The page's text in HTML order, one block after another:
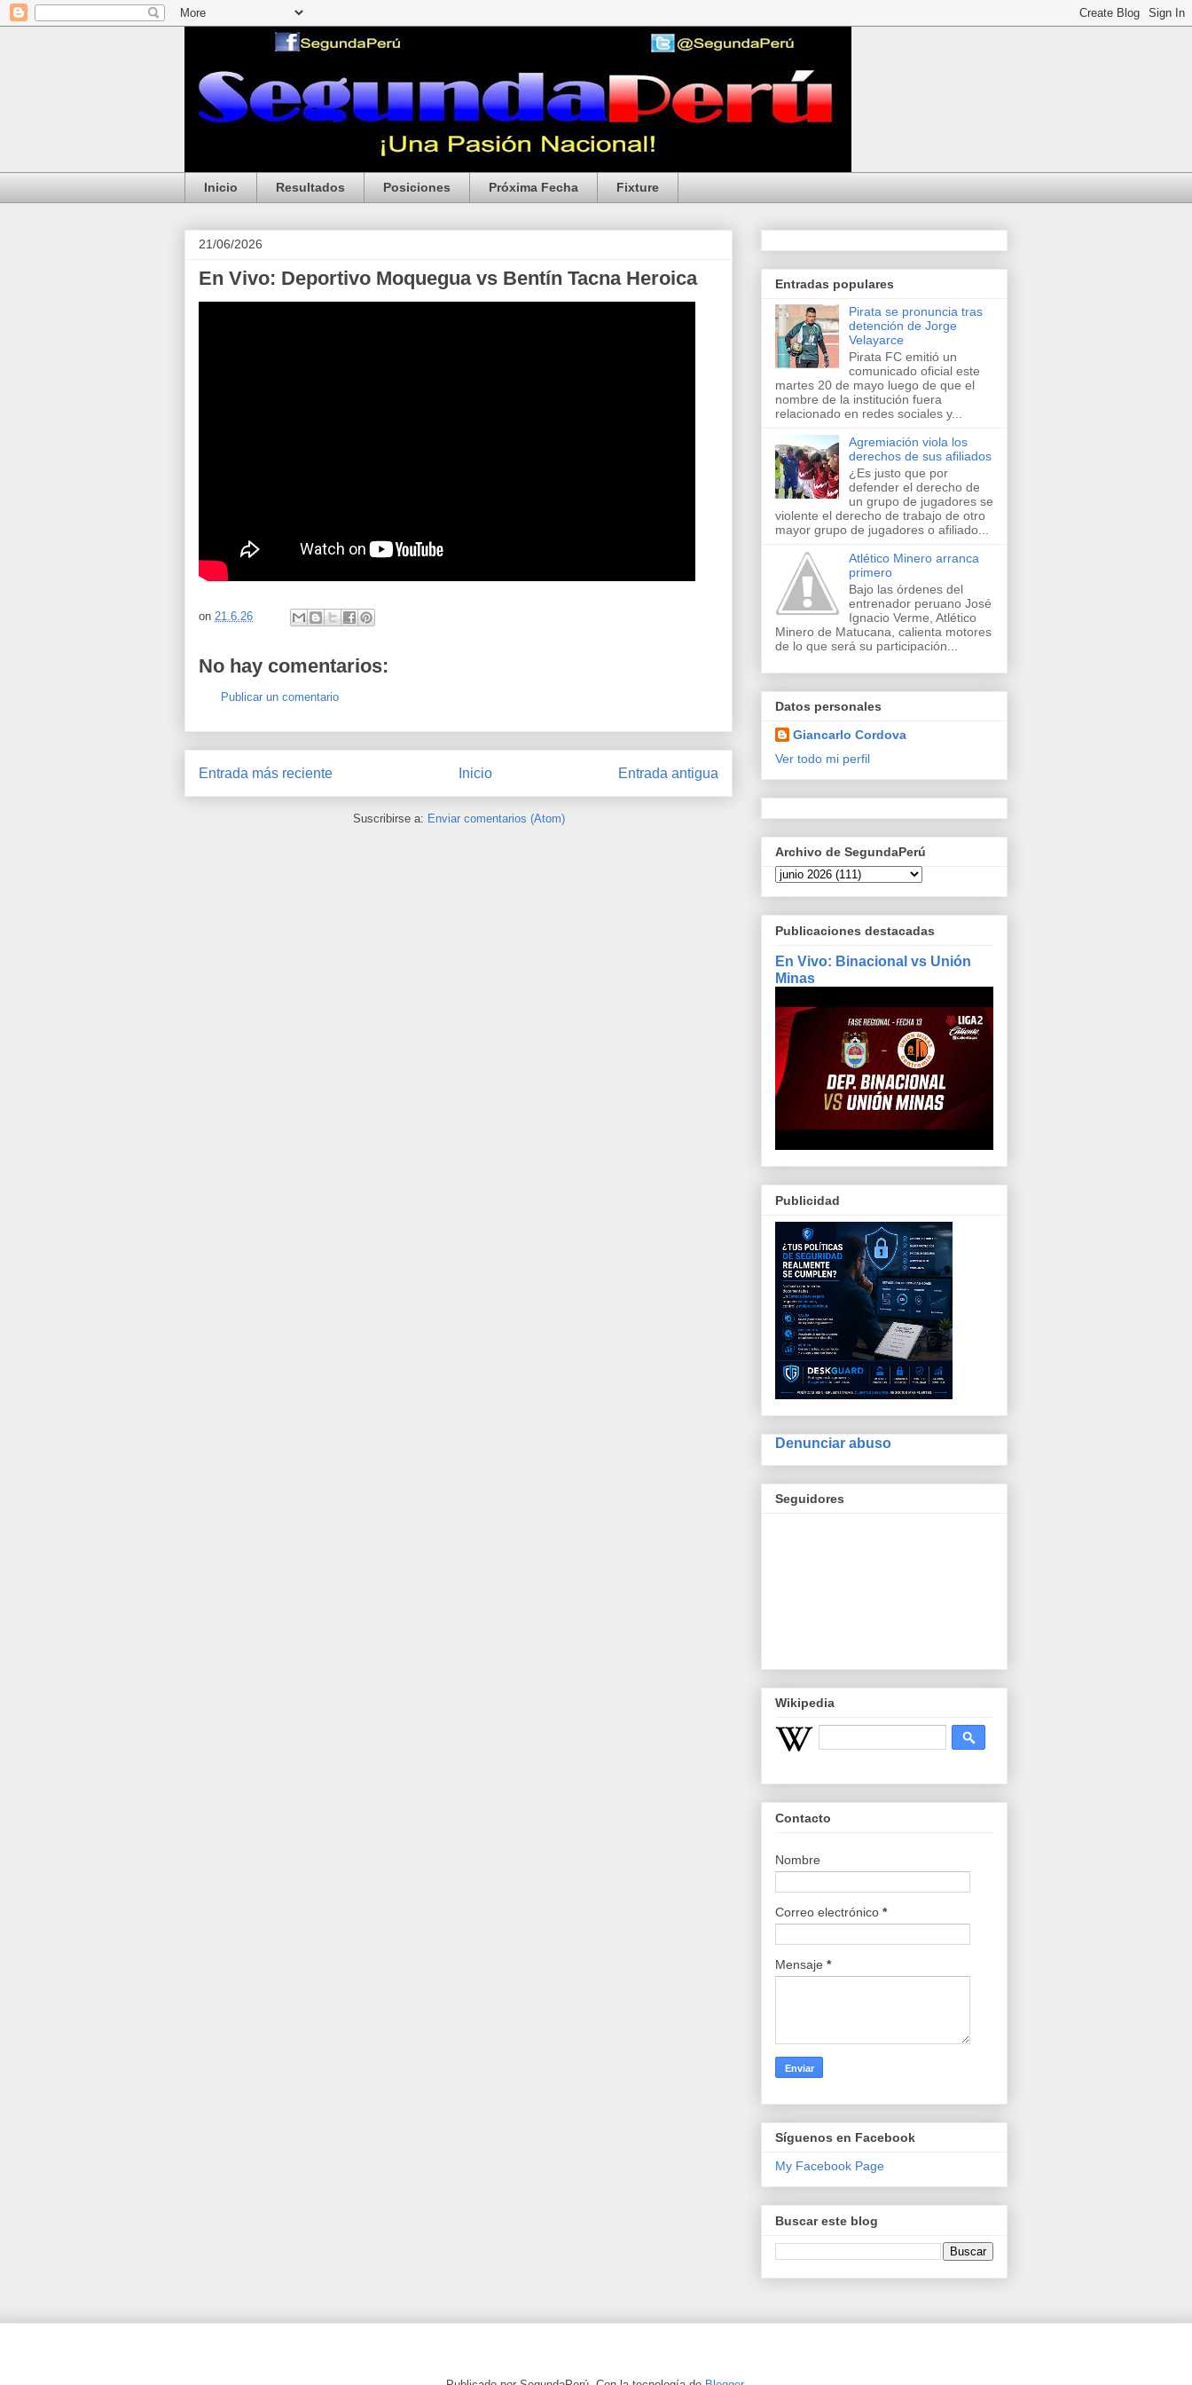
Inicio Resultados Posiciones Próxima Fecha Fixture
21/06/2026
En Vivo: Deportivo Moquegua vs Bentín Tacna Heroica
on 21.6.26
No hay comentarios:
Publicar un comentario
Entrada más reciente Entrada antigua
Inicio
Suscribirse a: Enviar comentarios (Atom)
Entradas populares
Pirata se pronuncia tras
detención de Jorge
Velayarce
Pirata FC emitió un
comunicado oficial este
martes 20 de mayo luego de que el
nombre de la institución fuera
relacionado en redes sociales y...
Agremiación viola los
derechos de sus afiliados
¿Es justo que por
defender el derecho de
un grupo de jugadores se
violente el derecho de trabajo de otro
mayor grupo de jugadores o afiliado...
Atlético Minero arranca
primero
Bajo las órdenes del
entrenador peruano José
Ignacio Verme, Atlético
Minero de Matucana, calienta motores
de lo que será su participación...
Datos personales
Giancarlo Cordova
Ver todo mi perfil
Archivo de SegundaPerú
Publicaciones destacadas
En Vivo: Binacional vs Unión
Minas
Publicidad
Denunciar abuso
Seguidores
Wikipedia
Contacto
Nombre
Correo electrónico *
Mensaje *
Síguenos en Facebook
My Facebook Page
Buscar este blog